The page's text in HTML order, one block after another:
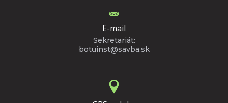
E-mail
Sekretariát:
botuinst@savba.sk